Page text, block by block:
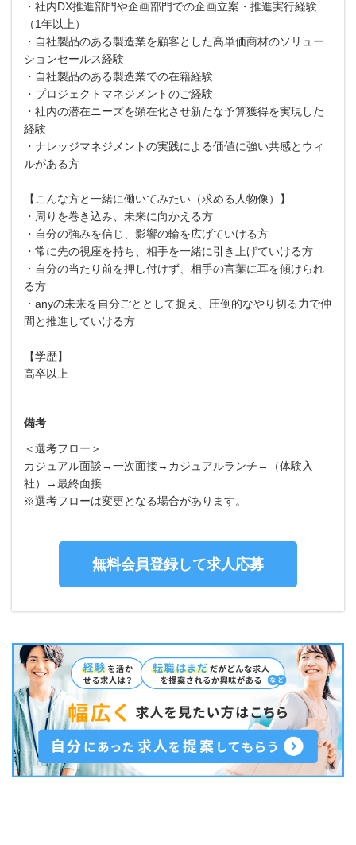
・社内DX推進部門や企画部門での企画立案・推進実行経験
（1年以上）
・自社製品のある製造業を顧客とした高単価商材のソリュー
ションセールス経験
・自社製品のある製造業での在籍経験
・プロジェクトマネジメントのご経験
・社内の潜在ニーズを顕在化させ新たな予算獲得を実現した
経験
・ナレッジマネジメントの実践による価値に強い共感とウィ
ルがある方
【こんな方と一緒に働いてみたい（求める人物像）】
・周りを巻き込み、未来に向かえる方
・自分の強みを信じ、影響の輪を広げていける方
・常に先の視座を持ち、相手を一緒に引き上げていける方
・自分の当たり前を押し付けず、相手の言葉に耳を傾けられ
る方
・anyの未来を自分ごととして捉え、圧倒的なやり切る力で仲
間と推進していける方
【学歴】
高卒以上
備考
＜選考フロー＞
カジュアル面談→一次面接→カジュアルランチ→（体験入
社）→最終面接
※選考フローは変更となる場合があります。
無料会員登録して求人応募